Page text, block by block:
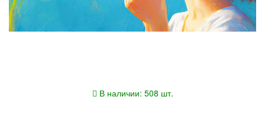
В наличии: 508 шт.